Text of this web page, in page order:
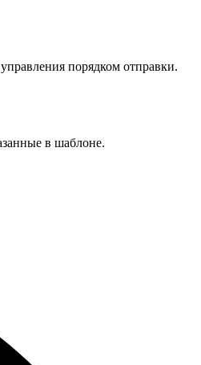
порядком отправки.
в шаблоне.